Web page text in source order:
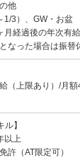
他
1/3）、GW・お盆
月経過後の年次有
なった場合は振替
（上限あり）/月額
ル】
以上
許（AT限定可）